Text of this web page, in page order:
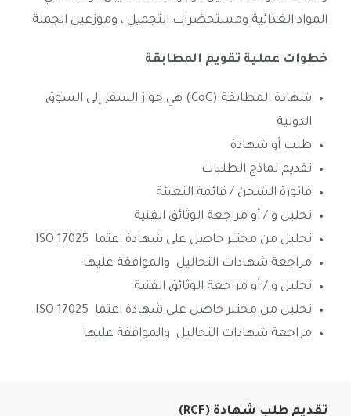
المواد الغذائية ومستحضرات التجميل ، وموزعين الجملة
خطوات عملية تقويم المطابقة
شهادة المطابقة (CoC) هي جواز السفر إلى السوق
الدولية
طلب أو شهادة
تقديم نماذج الطلبات
فاتورة الشحن / قائمة التعبئة
تحليل و / أو مراجعة الوثائق الفنية
تحليل من مختبر حاصل على شهادة اعتما ISO 17025
مراجعة شهادات التحاليل والموافقة عليها
تحليل و / أو مراجعة الوثائق الفنية
تحليل من مختبر حاصل على شهادة اعتما ISO 17025
مراجعة شهادات التحاليل والموافقة عليها
تقديم طلب شهادة (RCF)